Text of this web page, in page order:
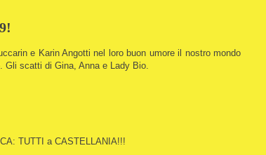
e Karin Angotti nel loro buon umore il nostro mondo
Gli scatti di Gina, Anna e Lady Bio.
TUTTI a CASTELLANIA!!!